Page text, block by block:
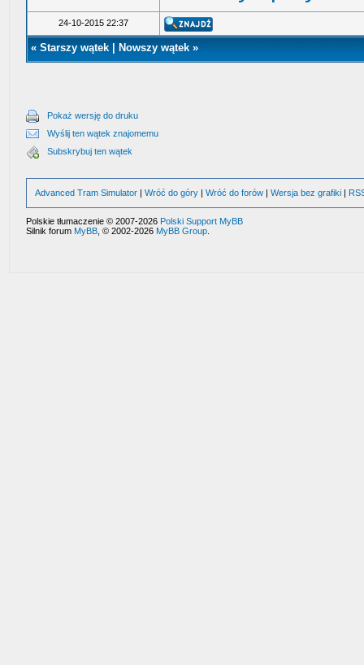
24-10-2015 22:37
«Starszy wątek| Nowszy wątek»
Pokaż wersję do druku
Wyślij ten wątek znajomemu
Subskrybuj ten wątek
Advanced Tram Simulator |Wróć do góry |Wróć do forów |Wersja bez grafiki |
Polskie tłumaczenie © 2007-2026 Polski Support MyBB
Silnik forum MyBB , © 2002-2026 MyBB Group